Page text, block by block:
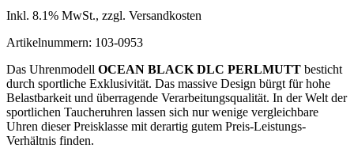
Inkl. 8.1% MwSt., zzgl. Versandkosten
Artikelnummern: 103-0953
Das Uhrenmodell OCEAN BLACK DLC PERLMUTT besticht
durch sportliche Exklusivität. Das massive Design bürgt für hohe
Belastbarkeit und überragende Verarbeitungsqualität. In der Welt der
sportlichen Taucheruhren lassen sich nur wenige vergleichbare
Uhren dieser Preisklasse mit derartig gutem Preis-Leistungs-
Verhältnis finden.